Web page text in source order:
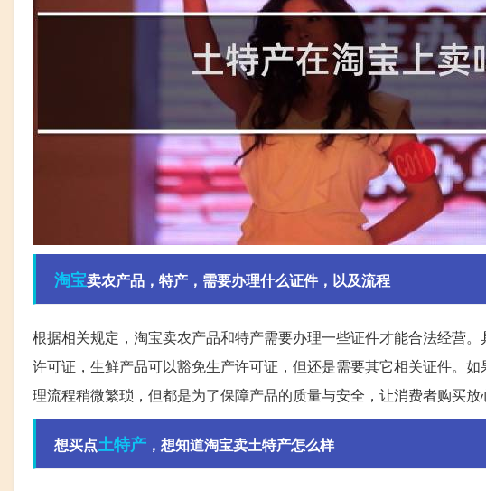
淘宝卖农产品，特产，需要办理什么证件，以及流程
根据相关规定，淘宝卖农产品和特产需要办理一些证件才能合法经营
许可证，生鲜产品可以豁免生产许可证，但还是需要其它相关证件。
理流程稍微繁琐，但都是为了保障产品的质量与安全，让消费者购买放
想买点土特产 ，想知道淘宝卖土特产怎么样